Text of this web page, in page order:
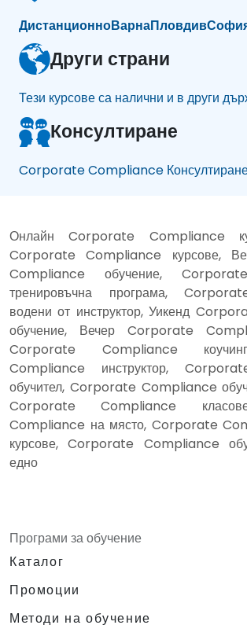
ДистанционноВарнаПловдив
Други страни
Тези курсове са налични и в други
Консултиране
Corporate Compliance
Онлайн Corporate Compliance
Corporate Compliance курсове,
Compliance обучение,
тренировъчна програма,
водени от инструктор, Уикенд
обучение, Вечер Corporate
Corporate Compliance
Compliance инструктор,
обучител, Corporate Compliance
Corporate Compliance
Compliance на място, Corporate
курсове, Corporate Compliance
едно
Програми за обучение
Каталог
Промоции
Методи на обучение